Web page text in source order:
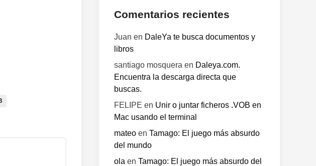
Comentarios recientes
Juan en DaleYa te busca documentos y
libros
santiago mosquera en Daleya.com.
Encuentra la descarga directa que
buscas.
FELIPE en Unir o juntar ficheros .VOB en
Mac usando el terminal
mateo en Tamago: El juego más absurdo
del mundo
ola en Tamago: El juego más absurdo del